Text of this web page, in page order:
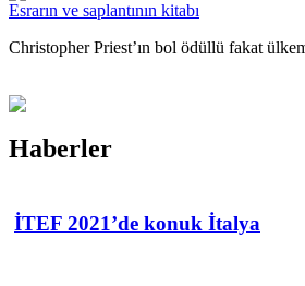
Esrarın ve saplantının kitabı
Christopher Priest’ın bol ödüllü fakat
Haberler
İTEF 2021’de konuk İtalya